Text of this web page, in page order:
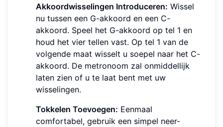
Akkoordwisselingen Introduceren: Wissel
nu tussen een G-akkoord en een C-
akkoord. Speel het G-akkoord op tel 1 en
houd het vier tellen vast. Op tel 1 van de
volgende maat wisselt u soepel naar het C-
akkoord. De metronoom zal onmiddellijk
laten zien of u te laat bent met uw
wisselingen.
Tokkelen Toevoegen: Eenmaal
comfortabel, gebruik een simpel neer-